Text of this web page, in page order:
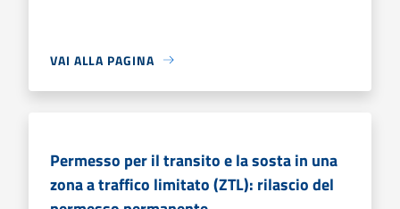
VAI ALLA PAGINA
Permesso per il transito e la sosta in una
zona a traffico limitato (ZTL): rilascio del